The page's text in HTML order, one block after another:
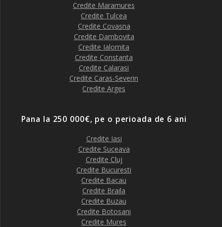
Credite Maramures
Credite Tulcea
Credite Covasna
Credite Dambovita
Credite Ialomita
Credite Constanta
Credite Calarasi
Credite Caras-Severin
Credite Arges
Pana la 250 000€, pe o perioada de 6 ani
Credite Iasi
Credite Suceava
Credite Cluj
Credite Bucuresti
Credite Bacau
Credite Braila
Credite Buzau
Credite Botosani
Credite Mures